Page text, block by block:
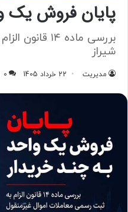
پایان فروش یک
بررسی ماده ۱۴
شیراز
مدیریت 22 خرداد 1405 0